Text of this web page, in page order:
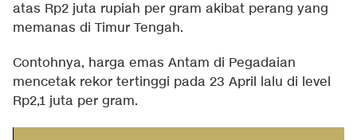
atas Rp2 juta rupiah per gram akibat perang yang
memanas di Timur Tengah.
Contohnya, harga emas Antam di Pegadaian
mencetak rekor tertinggi pada 23 April lalu di level
Rp2,1 juta per gram.